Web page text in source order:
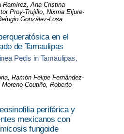
Ramírez, Ana Cristina
Proy-Trujillo, Nixma Eljure-
González-Losa
en el
de Tamaulipas
Pedis in Tamaulipas,
Ramón Felipe Fernández-
Coutiño, Roberto
periférica y
mexicanos con
fungoide